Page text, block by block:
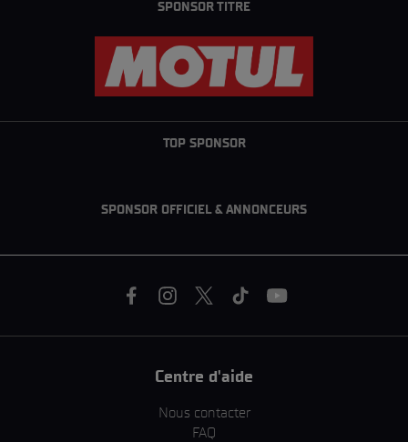
SPONSOR TITRE
TOP SPONSOR
SPONSOR OFFICIEL & ANNONCEURS
Centre d'aide
Nous contacter
FAQ